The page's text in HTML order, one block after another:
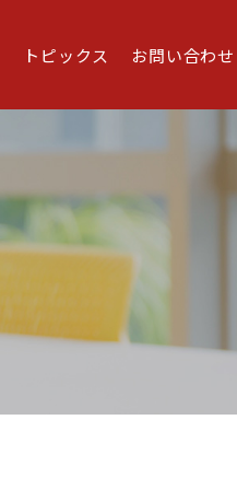
トピックス お問い合わせ